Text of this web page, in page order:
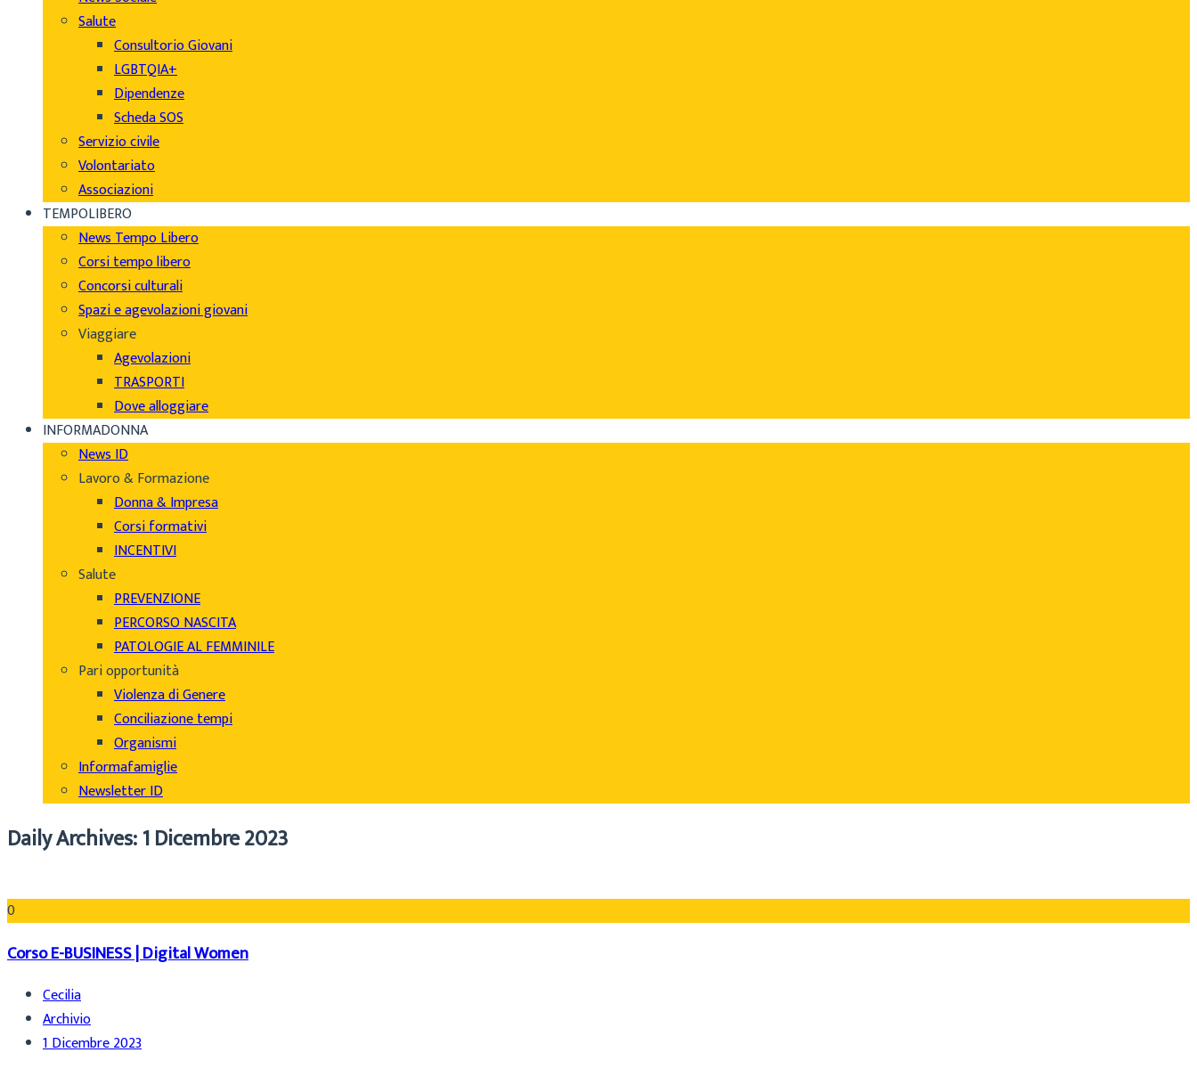
Salute
Consultorio Giovani
LGBTQIA+
Dipendenze
Scheda SOS
Servizio civile
Volontariato
Associazioni
TEMPOLIBERO
News Tempo Libero
Corsi tempo libero
Concorsi culturali
Spazi e agevolazioni giovani
Viaggiare
Agevolazioni
TRASPORTI
Dove alloggiare
INFORMADONNA
News ID
Lavoro & Formazione
Donna & Impresa
Corsi formativi
INCENTIVI
Salute
PREVENZIONE
PERCORSO NASCITA
PATOLOGIE AL FEMMINILE
Pari opportunità
Violenza di Genere
Conciliazione tempi
Organismi
Informafamiglie
Newsletter ID
Daily Archives: 1 Dicembre 2023
0
Corso E-BUSINESS | Digital Women
Cecilia
Archivio
1 Dicembre 2023